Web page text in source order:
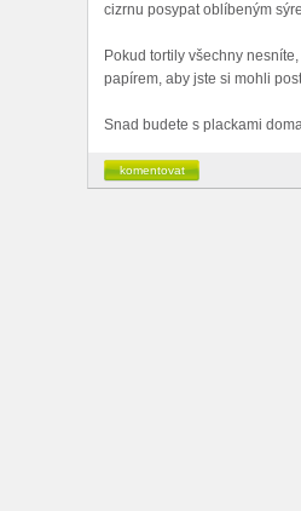
cizrnu posypat oblíbeným
Pokud tortily všechny
papírem, aby jste si mohli
Snad budete s plackami
komentovat